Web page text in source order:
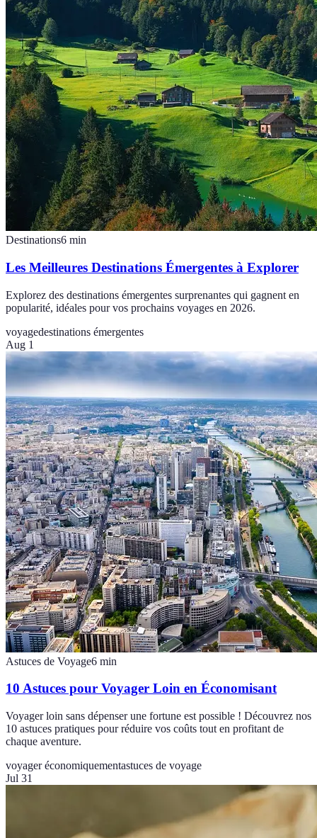
Destinations6 min
Les Meilleures Destinations Émergentes à Explorer
Explorez des destinations émergentes surprenantes qui gagnent en
popularité, idéales pour vos prochains voyages en 2026.
voyagedestinations émergentes
Aug 1
Astuces de Voyage6 min
10 Astuces pour Voyager Loin en Économisant
Voyager loin sans dépenser une fortune est possible ! Découvrez nos
10 astuces pratiques pour réduire vos coûts tout en profitant de
chaque aventure.
voyager économiquementastuces de voyage
Jul 31